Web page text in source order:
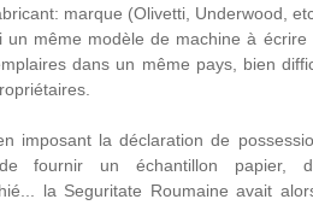
marque (Olivetti, Underwood,
un même modèle de machine à
dans un même pays, bien
imposant la déclaration de
fournir un échantillon papier,
la Seguritate Roumaine avait